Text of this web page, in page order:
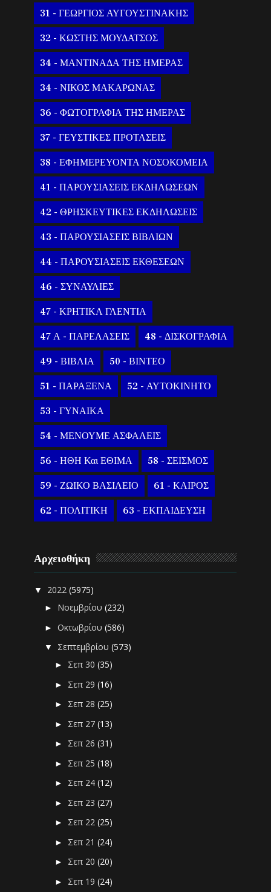
31 - ΓΕΩΡΓΙΟΣ ΑΥΓΟΥΣΤΙΝΑΚΗΣ
32 - ΚΩΣΤΗΣ ΜΟΥΔΑΤΣΟΣ
34 - ΜΑΝΤΙΝΑΔΑ ΤΗΣ ΗΜΕΡΑΣ
34 - ΝΙΚΟΣ ΜΑΚΑΡΩΝΑΣ
36 - ΦΩΤΟΓΡΑΦΙΑ ΤΗΣ ΗΜΕΡΑΣ
37 - ΓΕΥΣΤΙΚΕΣ ΠΡΟΤΑΣΕΙΣ
38 - ΕΦΗΜΕΡΕΥΟΝΤΑ ΝΟΣΟΚΟΜΕΙΑ
41 - ΠΑΡΟΥΣΙΑΣΕΙΣ ΕΚΔΗΛΩΣΕΩΝ
42 - ΘΡΗΣΚΕΥΤΙΚΕΣ ΕΚΔΗΛΩΣΕΙΣ
43 - ΠΑΡΟΥΣΙΑΣΕΙΣ ΒΙΒΛΙΩΝ
44 - ΠΑΡΟΥΣΙΑΣΕΙΣ ΕΚΘΕΣΕΩΝ
46 - ΣΥΝΑΥΛΙΕΣ
47 - ΚΡΗΤΙΚΑ ΓΛΕΝΤΙΑ
47 Α - ΠΑΡΕΛΑΣΕΙΣ 48 - ΔΙΣΚΟΓΡΑΦΙΑ
49 - ΒΙΒΛΙΑ 50 - ΒΙΝΤΕΟ
51 - ΠΑΡΑΞΕΝΑ 52 - ΑΥΤΟΚΙΝΗΤΟ
53 - ΓΥΝΑΙΚΑ
54 - ΜΕΝΟΥΜΕ ΑΣΦΑΛΕΙΣ
56 - ΗΘΗ Και ΕΘΙΜΑ 58 - ΣΕΙΣΜΟΣ
59 - ΖΩΙΚΟ ΒΑΣΙΛΕΙΟ 61 - ΚΑΙΡΟΣ
62 - ΠΟΛΙΤΙΚΗ 63 - ΕΚΠΑΙΔΕΥΣΗ
Αρχειοθήκη
▼ 2022(5975)
► Νοεμβρίου(232)
►Οκτωβρίου(586)
▼ Σεπτεμβρίου(573)
► Σεπ 30(35)
► Σεπ 29(16)
► Σεπ 28(25)
► Σεπ 27(13)
► Σεπ 26(31)
► Σεπ 25(18)
► Σεπ 24(12)
► Σεπ 23(27)
► Σεπ 22(25)
► Σεπ 21(24)
► Σεπ 20(20)
► Σεπ 19(24)